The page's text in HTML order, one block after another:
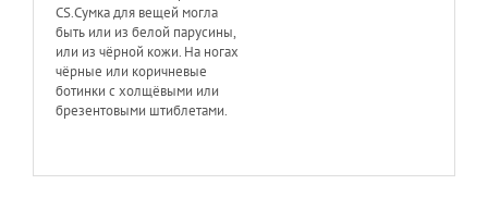
СS.Сумка для вещей могла
быть или из белой парусины,
или из чёрной кожи. На ногах
чёрные или коричневые
ботинки с холщёвыми или
брезентовыми штиблетами.